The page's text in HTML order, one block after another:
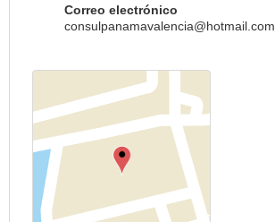
Correo electrónico
consulpanamavalencia@hotmail.com